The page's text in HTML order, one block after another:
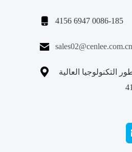
 0086-185 6947 4156
 sales02@cenlee.com.cn

التكنولوجيا العالية